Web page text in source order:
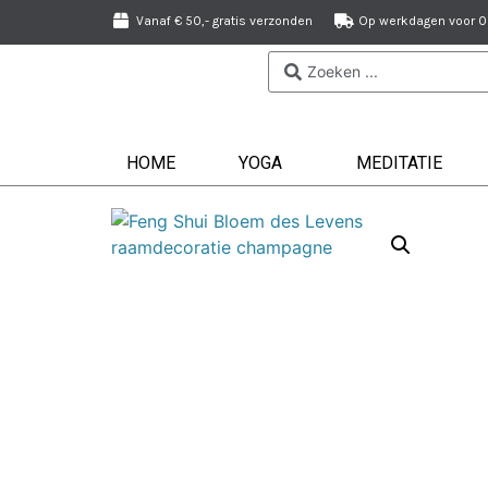
Vanaf € 50,- gratis verzonden Op werkdagen voor
HOME YOGA MEDITATIE